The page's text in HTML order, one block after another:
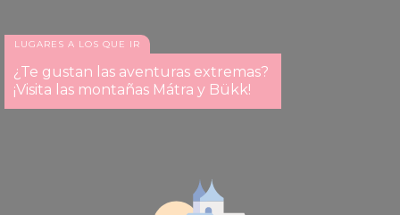
LUGARES A LOS QUE IR
¿Te gustan las aventuras extremas?
¡Visita las montañas Mátra y Bükk!